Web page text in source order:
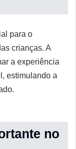
para o
crianças. A
a experiência
estimulando a
no